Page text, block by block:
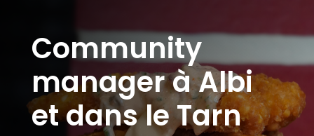
Community
manager à Albi
et dans le Tarn